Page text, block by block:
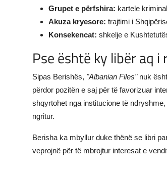
Grupet e përfshira: kartele
Akuza kryesore: trajtimi i
Konsekencat: shkelje e
Pse është ky libër aq i
Sipas Berishës, "Albanian Files"nuk
përdor pozitën e saj për të favorizuar
shqyrtohet nga institucione të
ngritur.
Berisha ka mbyllur duke thënë se libri
veprojnë për të mbrojtur interesat e